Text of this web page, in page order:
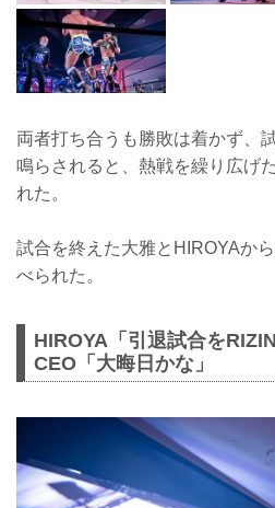
両者打ち合うも勝敗は着かず、
鳴らされると、熱戦を繰り広げ
れた。
試合を終えた大雅とHIROYAか
べられた。
HIROYA「引退試合を
CEO「大晦日かな」